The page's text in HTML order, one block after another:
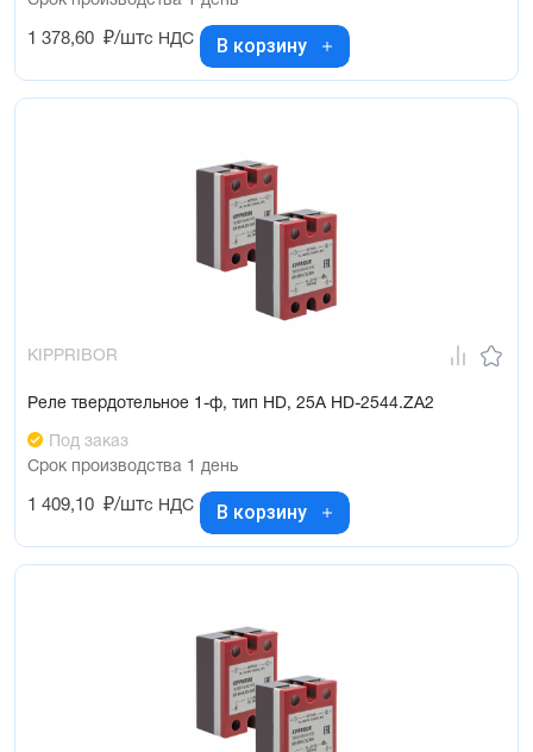
1 378,60 ₽/штс НДС В корзину
KIPPRIBOR
Реле твердотельное 1-ф, тип HD, 25А HD-2544.ZA2
Под заказ
Срок производства 1 день
1 409,10 ₽/штс НДС В корзину